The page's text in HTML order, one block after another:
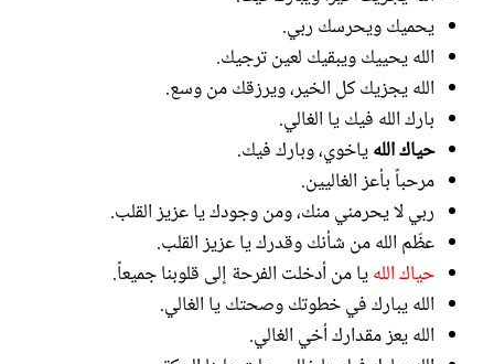
يحميك ويحرسك ربي.
الله يحييك ويبقيك لعين ترجيك.
الله يجزيك كل الخير، ويرزقك من وسع.
بارك الله فيك يا الغالي.
حياك اللهياخوي، وبارك فيك.
مرحباً بأعز الغاليين.
ربي لا يحرمني منك، ومن وجودك يا عزيز القلب.
عظّم الله من شأنك وقدرك يا عزيز القلب.
حياك اللهيا من أدخلت الفرحة إلى قلوبنا جميعاً.
الله يبارك في خطوتك وصحتك يا الغالي.
الله يعز مقدارك أخي الغالي.